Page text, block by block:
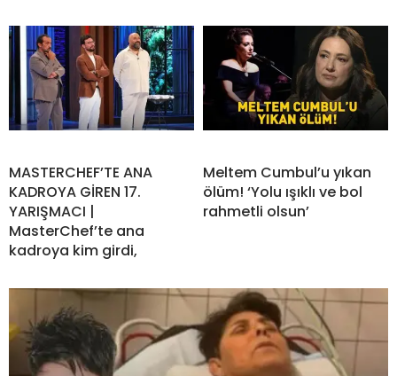
MASTERCHEF’TE ANA
KADROYA GİREN 17.
YARIŞMACI |
MasterChef’te ana
kadroya kim girdi,
Meltem Cumbul’u yıkan
ölüm! ‘Yolu ışıklı ve bol
rahmetli olsun’